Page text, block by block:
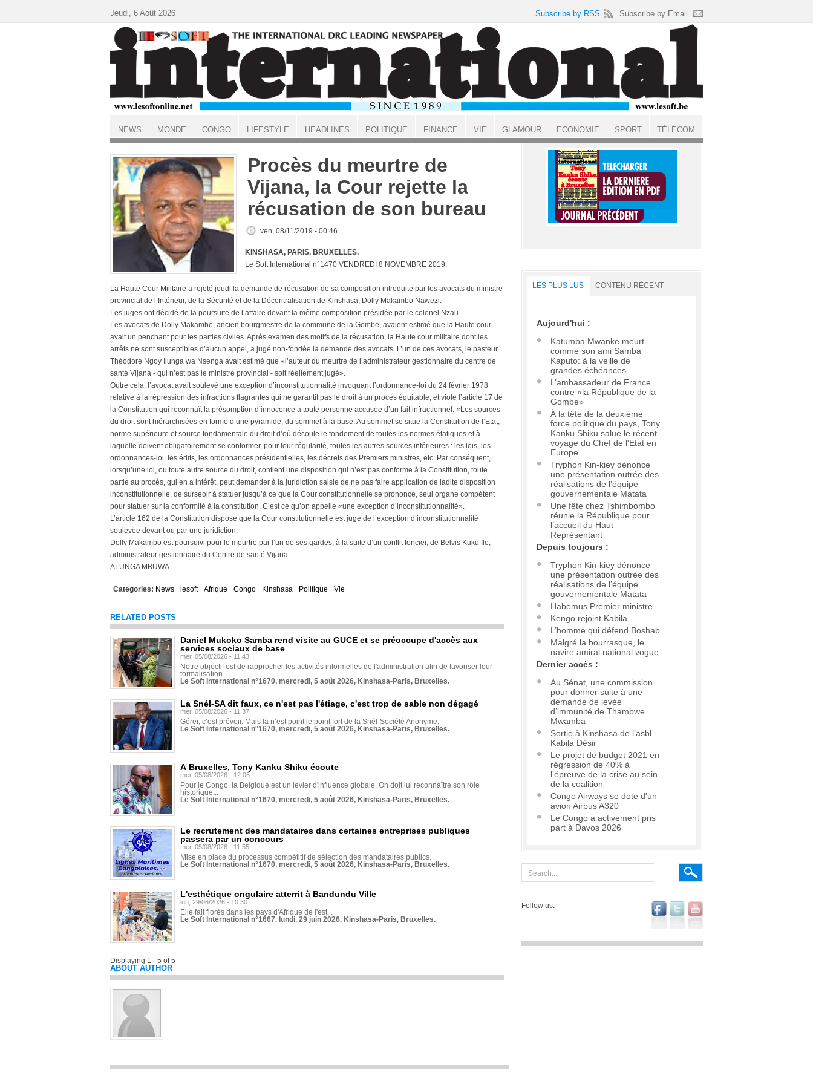
ACCUEIL
Procès du meurtre de
Vijana, la Cour rejette la
récusation de son bureau
ven, 08/11/2019 - 00:46
KINSHASA, PARIS, BRUXELLES.
Le Soft International n°1470|VENDREDI 8 NOVEMBRE 2019.
La Haute Cour Militaire a rejeté jeudi la demande de récusation de sa composition introduite par les avocats du ministre
provincial de l’Intérieur, de la Sécurité et de la Décentralisation de Kinshasa, Dolly Makambo Nawezi.
Les juges ont décidé de la poursuite de l’affaire devant la même composition présidée par le colonel Nzau.
Les avocats de Dolly Makambo, ancien bourgmestre de la commune de la Gombe, avaient estimé que la Haute cour
avait un penchant pour les parties civiles. Après examen des motifs de la récusation, la Haute cour militaire dont les
arrêts ne sont susceptibles d’aucun appel, a jugé non-fondée la demande des avocats. L’un de ces avocats, le pasteur
Théodore Ngoy Ilunga wa Nsenga avait estimé que «l’auteur du meurtre de l’administrateur gestionnaire du centre de
santé Vijana - qui n’est pas le ministre provincial - soit réellement jugé».
Outre cela, l’avocat avait soulevé une exception d’inconstitutionnalité invoquant l’ordonnance-loi du 24 février 1978
relative à la répression des infractions flagrantes qui ne garantit pas le droit à un procès équitable, et viole l’article 17 de
la Constitution qui reconnaît la présomption d’innocence à toute personne accusée d’un fait infractionnel. «Les sources
du droit sont hiérarchisées en forme d’une pyramide, du sommet à la base. Au sommet se situe la Constitution de l’Etat,
norme supérieure et source fondamentale du droit d’où découle le fondement de toutes les normes étatiques et à
laquelle doivent obligatoirement se conformer, pour leur régularité, toutes les autres sources inférieures : les lois, les
ordonnances-loi, les édits, les ordonnances présidentielles, les décrets des Premiers ministres, etc. Par conséquent,
lorsqu’une loi, ou toute autre source du droit, contient une disposition qui n’est pas conforme à la Constitution, toute
partie au procès, qui en a intérêt, peut demander à la juridiction saisie de ne pas faire application de ladite disposition
inconstitutionnelle, de surseoir à statuer jusqu’à ce que la Cour constitutionnelle se prononce, seul organe compétent
pour statuer sur la conformité à la constitution. C’est ce qu’on appelle «une exception d’inconstitutionnalité».
L’article 162 de la Constitution dispose que la Cour constitutionnelle est juge de l’exception d’inconstitutionnalité
soulevée devant ou par une juridiction.
Dolly Makambo est poursuivi pour le meurtre par l’un de ses gardes, à la suite d’un conflit foncier, de Belvis Kuku Ilo,
administrateur gestionnaire du Centre de santé Vijana.
ALUNGA MBUWA.
Categories: News lesoft Afrique Congo Kinshasa Politique Vie
RELATED POSTS
Daniel Mukoko Samba rend visite au GUCE et se préoccupe d'accès aux
services sociaux de base
mer, 05/08/2026 - 11:43
Notre objectif est de rapprocher les activités informelles de l'administration afin de favoriser leur
formalisation.
Le Soft International n°1670, mercredi, 5 août 2026, Kinshasa-Paris, Bruxelles.
La Snél-SA dit faux, ce n'est pas l'étiage, c'est trop de sable non dégagé
mer, 05/08/2026 - 11:37
Gérer, c’est prévoir. Mais là n’est point le point fort de la Snél-Société Anonyme.
Le Soft International n°1670, mercredi, 5 août 2026, Kinshasa-Paris, Bruxelles.
À Bruxelles, Tony Kanku Shiku écoute
mer, 05/08/2026 - 12:06
Pour le Congo, la Belgique est un levier d'influence globale. On doit lui reconnaître son rôle
historique...
Le Soft International n°1670, mercredi, 5 août 2026, Kinshasa-Paris, Bruxelles.
Le recrutement des mandataires dans certaines entreprises publiques
passera par un concours
mer, 05/08/2026 - 11:55
Mise en place du processus compétitif de sélection des mandataires publics.
Le Soft International n°1670, mercredi, 5 août 2026, Kinshasa-Paris, Bruxelles.
L'esthétique ongulaire atterrit à Bandundu Ville
lun, 29/06/2026 - 10:30
Elle fait florès dans les pays d'Afrique de l'est...
Le Soft International n°1667, lundi, 29 juin 2026, Kinshasa-Paris, Bruxelles.
Displaying 1 - 5 of 5
ABOUT AUTHOR
LES PLUS LUS CONTENU RÉCENT
Aujourd'hui :
Katumba Mwanke meurt
comme son ami Samba
Kaputo: à la veille de
grandes échéances
L’ambassadeur de France
contre «la République de la
Gombe»
À la tête de la deuxième
force politique du pays, Tony
Kanku Shiku salue le récent
voyage du Chef de l'Etat en
Europe
Tryphon Kin-kiey dénonce
une présentation outrée des
réalisations de l’équipe
gouvernementale Matata
Une fête chez Tshimbombo
réunie la République pour
l’accueil du Haut
Représentant
Depuis toujours :
Tryphon Kin-kiey dénonce
une présentation outrée des
réalisations de l’équipe
gouvernementale Matata
Habemus Premier ministre
Kengo rejoint Kabila
L’homme qui défend Boshab
Malgré la bourrasque, le
navire amiral national vogue
Dernier accès :
Au Sénat, une commission
pour donner suite à une
demande de levée
d’immunité de Thambwe
Mwamba
Sortie à Kinshasa de l’asbl
Kabila Désir
Le projet de budget 2021 en
régression de 40% à
l’épreuve de la crise au sein
de la coalition
Congo Airways se dote d'un
avion Airbus A320
Le Congo a activement pris
part à Davos 2026
Follow us:
Jeudi, 6 Août 2026 Subscribe by RSS Subscribe by Email
NEWS MONDE CONGO LIFESTYLE HEADLINES POLITIQUE FINANCE VIE GLAMOUR ECONOMIE SPORT TÉLÉCOM